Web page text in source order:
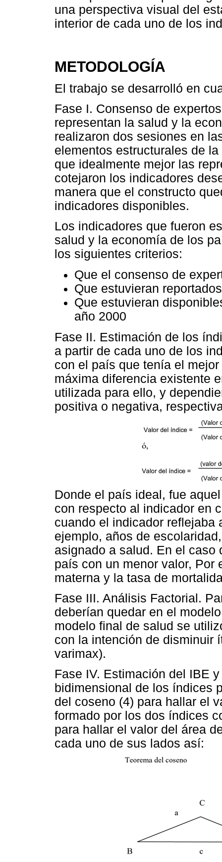
una perspectiva visual del
interior de cada uno de los
METODOLOGÍA
El trabajo se desarrolló en
Fase I. Consenso de
representan la salud y la
realizaron dos sesiones en
elementos estructurales de
que idealmente mejor las
cotejaron los indicadores
manera que el constructo
indicadores disponibles.
Los indicadores que fueron
salud y la economía de los
los siguientes criterios:
Que el consenso de
Que estuvieran
Que estuvieran
año 2000
Fase II. Estimación de los
a partir de cada uno de los
con el país que tenía el
máxima diferencia existente
utilizada para ello, y
positiva o negativa,
Donde el país ideal, fue
con respecto al indicador en
cuando el indicador reflejaba
ejemplo, años de
asignado a salud. En el
país con un menor valor, Por
materna y la tasa de
Fase III. Análisis Factorial.
deberían quedar en el
modelo final de salud se
con la intención de disminuir
varimax).
Fase IV. Estimación del IBE
bidimensional de los índices
del coseno (4) para hallar el
formado por los dos índices
para hallar el valor del área
cada uno de sus lados así: